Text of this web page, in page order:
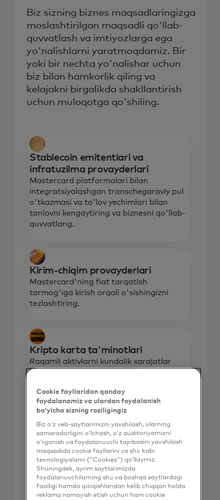
Biz sizning biznes maqsadlaringizga
moslashtirilgan maqsadli qo'llab-
quvvatlash va imtiyozlarga ega
yo'nalishlarni yaratmoqdamiz. Bir
yoki bir nechta yo'nalishar uchun
biz bilan hamkorlik qiling va
kelajakni birgalikda shakllantirish
uchun muloqotga qo'shiling.
Stablecoin emitentlari va
infratuzilma provayderlari
Mastercard platformalari bilan
integratsiyalashgan transchegaraviy pul
o'tkazmasi va to'lov yechimlari bilan
tanlovni kengaytiring va biznesni qo'llab-
quvvatlang.
Kirim-chiqim provayderlari
Mastercard'ning fiat tarqatish
tarmog'iga kirish orqali o'sishingizni
tezlashtiring.
Kripto karta ta'minotlari
Raqamli aktivlarni kundalik xarajatlar
bilan bog'laydigan karta takliflarini
Blokcheynlar
Blokcheyndagi transchegaraviy pul
o'tkazmalarini, B2B tranzaksiyalarini va
hisob-kitoblarni amalga oshirishni
osonlashtirish uchun Mastercard va
hamkorlarimiz bilan hamkorlik qiling.
Cookie fayllaridan qanday
foydalanamiz va ulardan foydalanish
bo‘yicha sizning roziligingiz
Biz o‘z veb-saytlarimizni yaxshilash, ularning
samaradorligini o‘lchash, o‘z auditoriyamizni
o‘rganish va foydalanuvchi tajribasini yaxshilash
maqsadida cookie fayllarini va shu kabi
texnologiyalarni ("Cookies") qo‘llaymiz.
Shuningdek, ayrim saytlarimizda
foydalanuvchilarning shu va boshqa saytlardagi
faolligi hamda qiziqishlaridan kelib chiqqan holda
reklama namoyish etish uchun ham cookie